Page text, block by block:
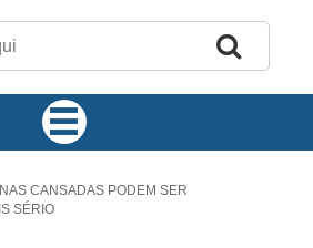
CANSADAS PODEM SER
SÉRIO